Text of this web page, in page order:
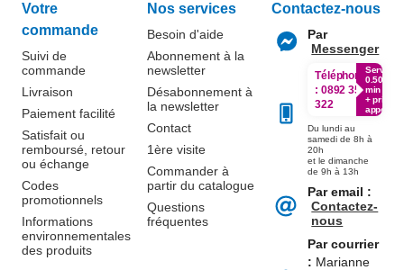
Votre
commande
Suivi de
commande
Livraison
Paiement facilité
Satisfait ou
remboursé, retour
ou échange
Codes
promotionnels
Informations
environnementales
des produits
Nos services
Besoin d'aide
Abonnement à la
newsletter
Désabonnement à
la newsletter
Contact
1ère visite
Commander à
partir du catalogue
Questions
fréquentes
Contactez-nous
Par
Messenger
Téléphone
: 0892 350
322
Service
0.50€ /
min
+ prix
appel
Du lundi au
samedi de 8h à
20h
et le dimanche
de 9h à 13h
Par email :
Contactez-
nous
Par courrier
: Marianne